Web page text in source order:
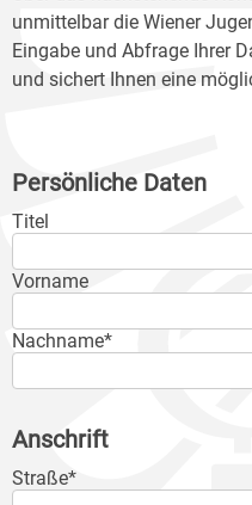
unmittelbar die Wiener
Eingabe und Abfrage Ihrer
und sichert Ihnen eine
Persönliche Daten
Titel
Vorname
Nachname*
Anschrift
Straße*